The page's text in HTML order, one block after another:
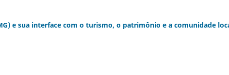
e sua interface com o turismo, o patrimônio e a comunidade